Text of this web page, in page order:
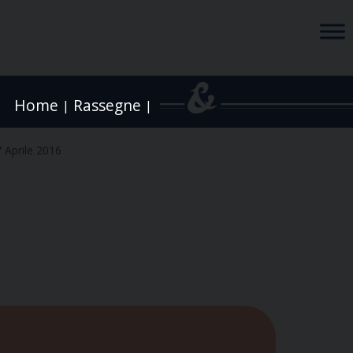
Home | Rassegne |
Aprile 2016